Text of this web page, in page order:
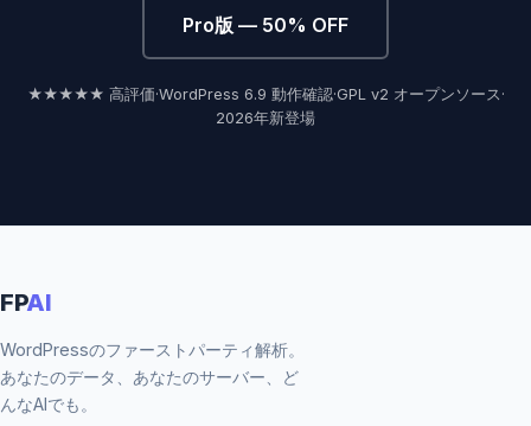
Pro版 — 50% OFF
★★★★★ 高評価·WordPress 6.9 動作確認·GPL v2 オープンソース·
2026年新登場
FPAI
WordPressのファーストパーティ解析。
あなたのデータ、あなたのサーバー、ど
んなAIでも。